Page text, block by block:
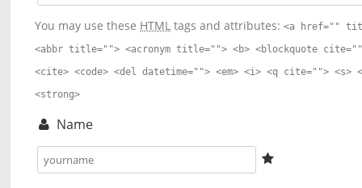
You may use these HTML tags and attributes:<a href=""
<abbr title=""> <acronym title=""> <b> <blockquote
<cite> <code> <del datetime=""> <em> <i> <q cite=""> <s>
<strong>
Name